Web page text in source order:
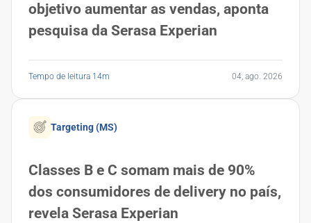
objetivo aumentar as vendas, aponta
pesquisa da Serasa Experian
Tempo de leitura 14m 04, ago. 2026
Targeting (MS)
Classes B e C somam mais de 90%
dos consumidores de delivery no país,
revela Serasa Experian